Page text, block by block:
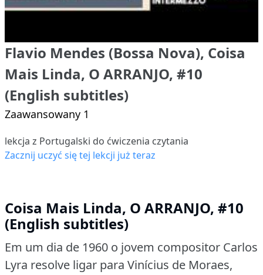
Flavio Mendes (Bossa Nova), Coisa
Mais Linda, O ARRANJO, #10
(English subtitles)
Zaawansowany 1
lekcja z Portugalski do ćwiczenia czytania
Zacznij uczyć się tej lekcji już teraz
Coisa Mais Linda, O ARRANJO, #10
(English subtitles)
Em um dia de 1960 o jovem compositor Carlos
Lyra resolve ligar para Vinícius de Moraes,